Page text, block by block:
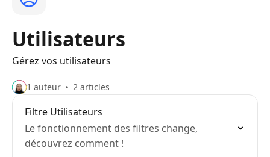
Utilisateurs
Gérez vos utilisateurs
1 auteur 2 articles
Filtre Utilisateurs
Le fonctionnement des filtres change,
découvrez comment !